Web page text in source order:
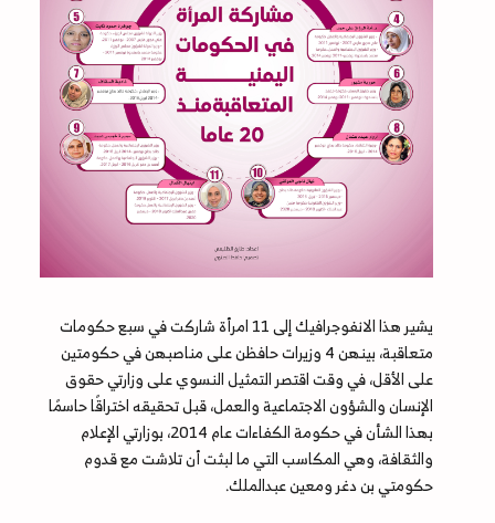
يشير هذا الانفوجرافيك إلى 11 امرأة شاركت في سبع حكومات
متعاقبة، بينهن 4 وزيرات حافظن على مناصبهن في حكومتين
على الأقل، في وقت اقتصر التمثيل النسوي على وزارتي حقوق
الإنسان والشؤون الاجتماعية والعمل، قبل تحقيقه اختراقًا حاسمًا
بهذا الشأن في حكومة الكفاءات عام 2014، بوزارتي الإعلام
والثقافة، وهي المكاسب التي ما لبثت أن تلاشت مع قدوم
حكومتي بن دغر ومعين عبدالملك.